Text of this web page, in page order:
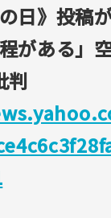
日》投稿
がある」
判